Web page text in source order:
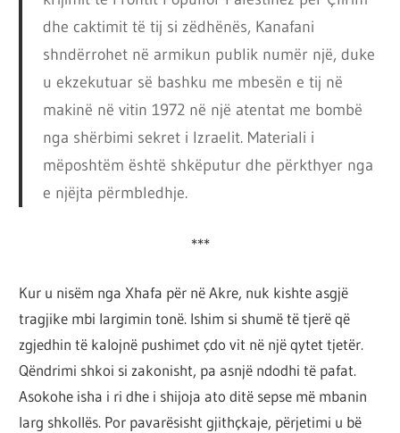
dhe caktimit të tij si zëdhënës, Kanafani
shndërrohet në armikun publik numër një, duke
u ekzekutuar së bashku me mbesën e tij në
makinë në vitin 1972 në një atentat me bombë
nga shërbimi sekret i Izraelit. Materiali i
mëposhtëm është shkëputur dhe përkthyer nga
e njëjta përmbledhje.
***
Kur u nisëm nga Xhafa për në Akre, nuk kishte asgjë
tragjike mbi largimin tonë. Ishim si shumë të tjerë që
zgjedhin të kalojnë pushimet çdo vit në një qytet tjetër.
Qëndrimi shkoi si zakonisht, pa asnjë ndodhi të pafat.
Asokohe isha i ri dhe i shijoja ato ditë sepse më mbanin
larg shkollës. Por pavarësisht gjithçkaje, përjetimi u bë